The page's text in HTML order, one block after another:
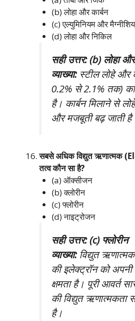
(b) लोहा और कार्बन
(c) एल्युमिनियम और
(d) लोहा और निकिल
सही उत्तर: (b) लोहा
व्याख्या:स्टील लोहे और
0.2% से 2.1% तक)
है। कार्बन मिलाने से
और मजबूती बढ़ जाती
सबसे अधिक विद्युत ऋणात्मक
तत्व कौन सा है?
(a) ऑक्सीजन
(b) क्लोरीन
(c) फ्लोरीन
(d) नाइट्रोजन
सही उत्तर: (c) फ्लोरीन
व्याख्या:विद्युत
की इलेक्ट्रॉन को
क्षमता है। पूरी आवर्त
की विद्युत ऋणात्मकता
है।